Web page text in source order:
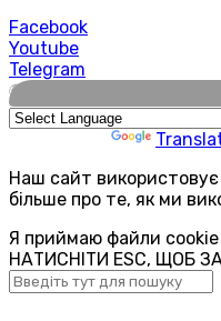
Facebook
Youtube
Telegram
🌍
Наш сайт
більше про те, як ми
Я приймаю файли cookie
НАТИСНІТИ ESC, ЩОБ